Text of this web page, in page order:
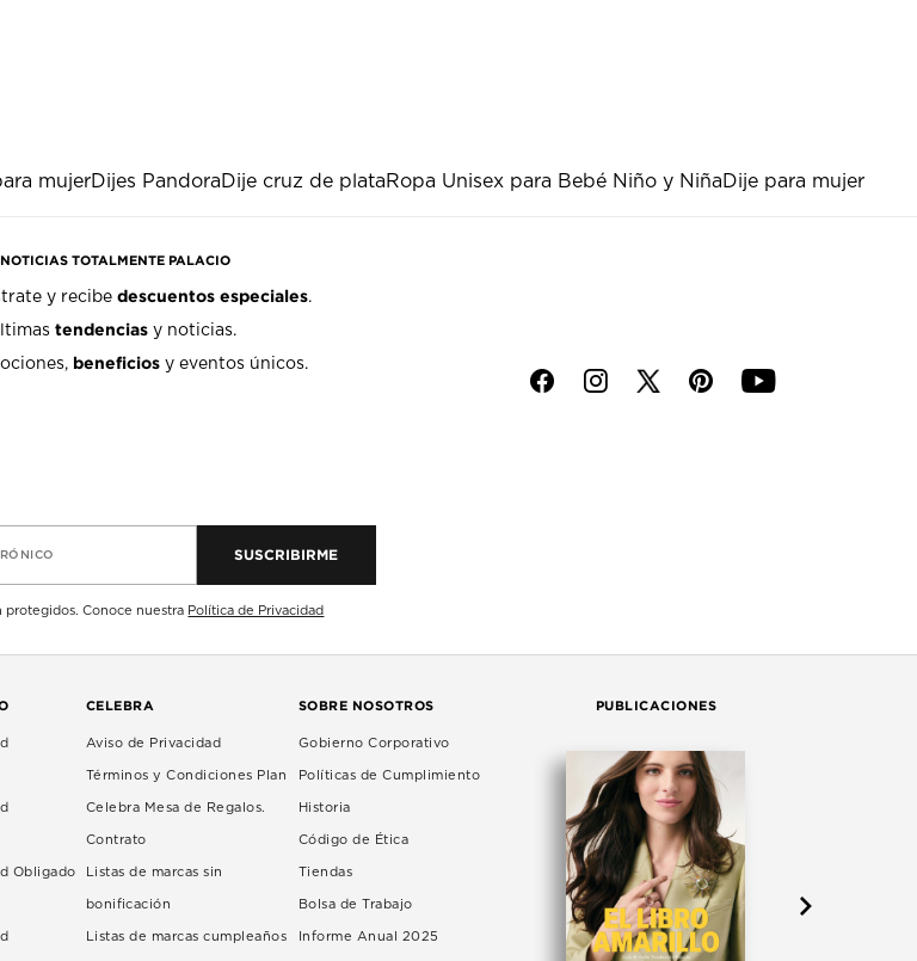
mujerDijes PandoraDije cruz de plataRopa Unisex para Bebé Niño y NiñaDije para mujer
TOTALMENTE PALACIO
y recibedescuentos especiales.
tendencias y noticias.
beneficios y eventos únicos.
SUSCRIBIRME
protegidos. Conoce nuestra Política de Privacidad
f i p y
Obligado
CELEBRA
Aviso de Privacidad
Términos y Condiciones Plan
Celebra Mesa de Regalos.
Contrato
Listas de marcas sin
bonificación
Listas de marcas cumpleaños
SOBRE NOSOTROS
Gobierno Corporativo
Políticas de Cumplimiento
Historia
Código de Ética
Tiendas
Bolsa de Trabajo
Informe Anual 2025
PUBLICACIONES